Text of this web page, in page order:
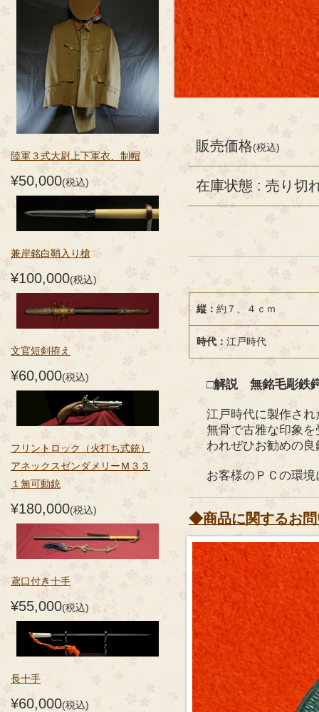
陸軍３式大尉上下軍衣、制帽
¥50,000(税込)
兼岸銘白鞘入り槍
¥100,000(税込)
文官短剣拵え
¥60,000(税込)
フリントロック（火打ち式銃）
アネックスゼンダメリーＭ３３
１無可動銃
¥180,000(税込)
鳶口付き十手
¥55,000(税込)
長十手
¥60,000(税込)
販売価格(税込)
在庫状態 : 売り切
縦： 約７、４ｃｍ
時代：江戸時代
□解説 無銘毛彫鉄
江戸時代に製作さ
無骨で古雅な印象
われぜひお勧めの良
お客様のＰＣの環
◆商品に関するお